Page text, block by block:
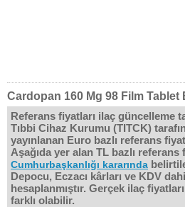
Cardopan 160 Mg 98 Film Tablet
Referans fiyatları ilaç güncelleme
Tıbbi Cihaz Kurumu (TITCK)
yayınlanan Euro bazlı referans
Aşağıda yer alan TL bazlı referans
Cumhurbaşkanlığı kararında
Depocu, Eczacı kârları ve KDV
hesaplanmıştır. Gerçek ilaç
farklı olabilir.